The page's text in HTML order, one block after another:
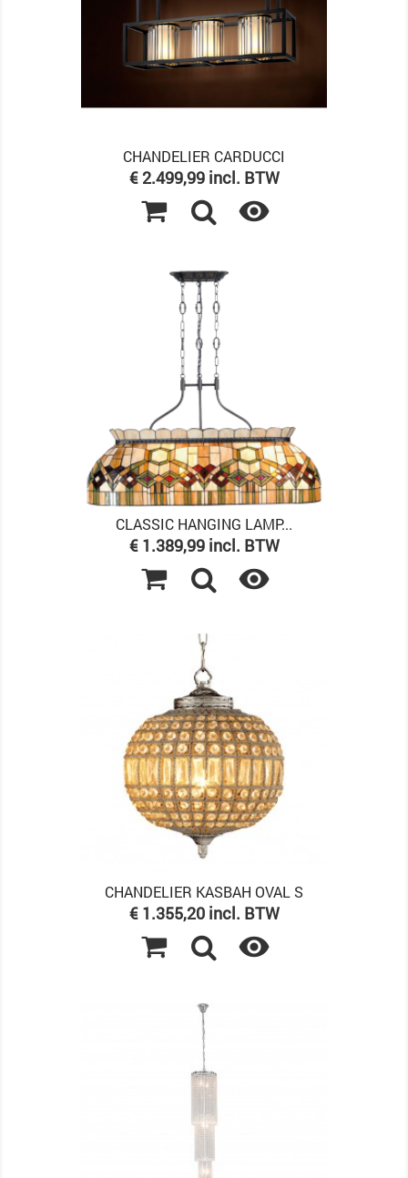
CHANDELIER CARDUCCI
Prijs
€ 2.499,99 incl. BTW

CLASSIC HANGING LAMP...
Prijs
€ 1.389,99 incl. BTW

CHANDELIER KASBAH OVAL S
Prijs
€ 1.355,20 incl. BTW
